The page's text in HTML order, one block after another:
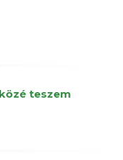
teszem